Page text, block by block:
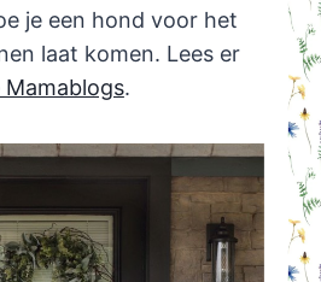
je een hond voor het
laat komen. Lees er
Mamablogs.